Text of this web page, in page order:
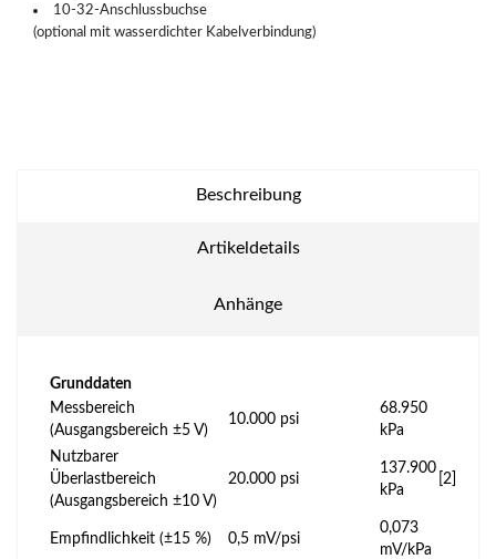
10-32-Anschlussbuchse
(optional mit wasserdichter Kabelverbindung)
Beschreibung
Artikeldetails
Anhänge
Grunddaten
Messbereich
(Ausgangsbereich ±5 V)
10.000 psi
68.950
kPa
Nutzbarer
Überlastbereich
(Ausgangsbereich ±10 V)
20.000 psi
137.900
kPa
[2]
Empfindlichkeit (±15 %) 0,5 mV/psi
0,073
mV/kPa